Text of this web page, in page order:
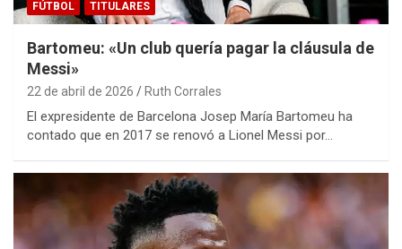
FÚTBOL TITULARES
Bartomeu: «Un club quería pagar la cláusula de
Messi»
22 de abril de 2026 Ruth Corrales
El expresidente de Barcelona Josep María Bartomeu ha
contado que en 2017 se renovó a Lionel Messi por…